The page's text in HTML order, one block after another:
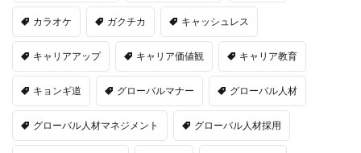
カラオケ ガクチカ キャッシュレス
キャリアアップ キャリア価値観 キャリア教育
キョンギ道 グローバルマナー グローバル人材
グローバル人材マネジメント グローバル人材採用